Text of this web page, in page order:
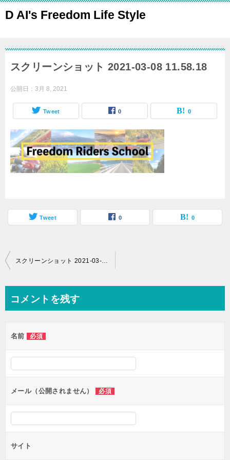
D AI's Freedom Life Style
スクリーンショット 2021-03-08 11.58.18
公開日： 3月 8, 2021
Tweet 0 0
Tweet 0 0
投
ビ
ー
シ
ン
スクリーンショット 2021-03-08 11.58.18
コメントを残す
名前 必須
メール（公開されません） 必須
サイト